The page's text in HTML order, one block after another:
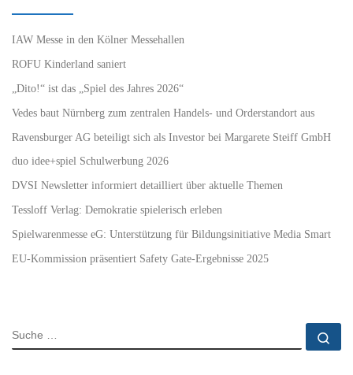
IAW Messe in den Kölner Messehallen
ROFU Kinderland saniert
„Dito!“ ist das „Spiel des Jahres 2026“
Vedes baut Nürnberg zum zentralen Handels- und Orderstandort aus
Ravensburger AG beteiligt sich als Investor bei Margarete Steiff GmbH
duo idee+spiel Schulwerbung 2026
DVSI Newsletter informiert detailliert über aktuelle Themen
Tessloff Verlag: Demokratie spielerisch erleben
Spielwarenmesse eG: Unterstützung für Bildungsinitiative Media Smart
EU-Kommission präsentiert Safety Gate-Ergebnisse 2025
SUCHE